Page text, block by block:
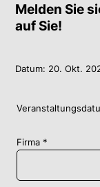
Melden Sie
auf Sie!
Datum: 20. Okt.
Firma